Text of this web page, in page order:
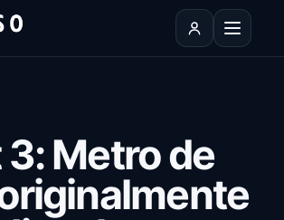
Abrir
Metro de